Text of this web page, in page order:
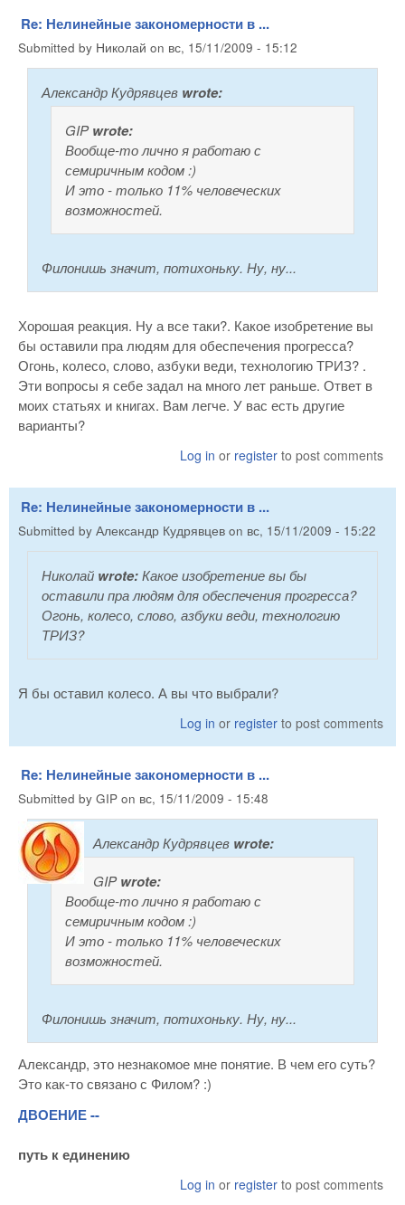
Re: Нелинейные закономерности в ...
Submitted by Николай on вс, 15/11/2009 - 15:12
Александр Кудрявцев wrote:
GIPwrote:
Вообще-то лично я работаю с
семиричным кодом :)
И это - только 11% человеческих
возможностей.
Филонишь значит, потихоньку. Ну, ну...
Хорошая реакция. Ну а все таки?. Какое изобретение вы
бы оставили пра людям для обеспечения прогресса?
Огонь, колесо, слово, азбуки веди, технологию ТРИЗ? .
Эти вопросы я себе задал на много лет раньше. Ответ в
моих статьях и книгах. Вам легче. У вас есть другие
варианты?
Log in or register to post comments
Re: Нелинейные закономерности в ...
Submitted by Александр Кудрявцев on вс, 15/11/2009 - 15:22
Николай wrote:Какое изобретение вы бы
оставили пра людям для обеспечения прогресса?
Огонь, колесо, слово, азбуки веди, технологию
ТРИЗ?
Я бы оставил колесо. А вы что выбрали?
Log in or register to post comments
Re: Нелинейные закономерности в ...
Submitted by GIP on вс, 15/11/2009 - 15:48
Александр Кудрявцев wrote:
GIPwrote:
Вообще-то лично я работаю с
семиричным кодом :)
И это - только 11% человеческих
возможностей.
Филонишь значит, потихоньку. Ну, ну...
Александр, это незнакомое мне понятие. В чем его суть?
Это как-то связано с Филом? :)
ДВОЕНИЕ --
путь к единению
Log in or register to post comments